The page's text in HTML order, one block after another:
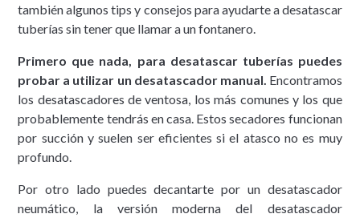
también algunos tips y consejos para ayudarte a desatascar
tuberías sin tener que llamar a un fontanero.
Primero que nada, para desatascar tuberías puedes
probar a utilizar un desatascador manual. Encontramos
los desatascadores de ventosa, los más comunes y los que
probablemente tendrás en casa. Estos secadores funcionan
por succión y suelen ser eficientes si el atasco no es muy
profundo.
Por otro lado puedes decantarte por un desatascador
neumático, la versión moderna del desatascador